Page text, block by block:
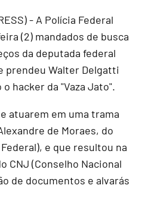
- A Polícia Federal
(2) mandados de busca
da deputada federal
prendeu Walter Delgatti
hacker da "Vaza Jato".
atuarem em uma trama
de Moraes, do
e que resultou na
CNJ (Conselho Nacional
de documentos e alvarás